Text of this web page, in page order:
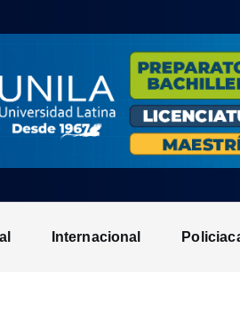
Internacional